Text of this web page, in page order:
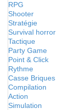
RPG
Shooter
Stratégie
Survival horror
Tactique
Party Game
Point & Click
Rythme
Casse Briques
Compilation
Action
Simulation